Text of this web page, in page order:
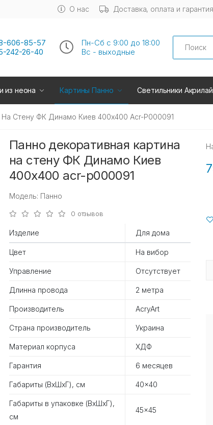
О нас Доставка, оплата и гарантия
606-85-57
242-26-40
Пн-Сб с 9:00 до 18:00
Вс - выходные
Search
из неона Картины Панно Светильники
Стену ФК Динамо Киев 400х400 Acr-P000091
Панно декоративная картина
на стену ФК Динамо Киев
400х400 acr-p000091
Модель: Панно
0 отзывов
Изделие Для дома
Цвет На вибор
Управление Отсутствует
Длинна провода 2 метра
Производитель AcryArt
Страна производитель Украина
Материал корпуса ХДФ
Гарантия 6 месяцев
Габариты (ВхШхГ), см 40x40
Габариты в упаковке (ВхШхГ),
см
45x45